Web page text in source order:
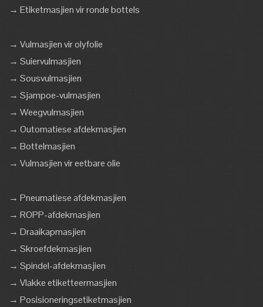
→ Etiketmasjien vir ronde bottels
→ Vulmasjien vir olyfolie
→ Suiervulmasjien
→ Sousvulmasjien
→ Sjampoe-vulmasjien
→ Weegvulmasjien
→ Outomatiese afdekmasjien
→ Bottelmasjien
→ Vulmasjien vir eetbare olie
→ Pneumatiese afdekmasjien
→ ROPP-afdekmasjien
→ Draaikapmasjien
→ Skroefdekmasjien
→ Spindel-afdekmasjien
→ Vlakke etiketteermasjien
→ Posisioneringsetiketmasjien